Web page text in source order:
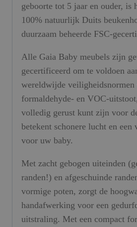
geboorte tot 5 jaar en ouder, is
100% natuurlijk Duits
duurzaam beheerde FSC-
Alle Gaia Baby meubels zijn
gecertificeerd om te voldoen
wereldwijde veiligheidsnormen
formaldehyde- en VOC-
volledig gerust kunt zijn voor
betekent schonere lucht en een
voor uw baby.
Met zacht gebogen uiteinden
randen!) en afgeschuinde
vormige poten, zorgt de
handafwerking voor een
uitstraling. Met een compact